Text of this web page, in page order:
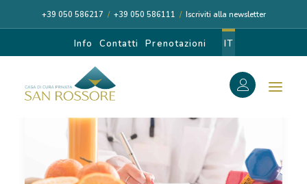
+39 050 586217 / +39 050 586111 / Iscriviti alla newsletter
Info Contatti Prenotazioni IT